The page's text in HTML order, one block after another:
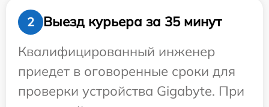
2
Выезд курьера за 35 минут
Квалифицированный инженер
приедет в оговоренные сроки для
проверки устройства Gigabyte. При